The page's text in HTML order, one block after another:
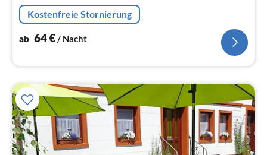
Kostenfreie Stornierung
ab 64€/ Nacht